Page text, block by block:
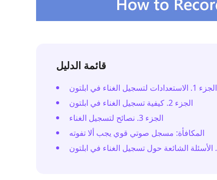
قائمة الدليل
الجزء 1. الاستعدادات لتسجيل الغناء في ابلتون
الجزء 2. كيفية تسجيل الغناء في ابلتون
الجزء 3. نصائح لتسجيل الغناء
المكافأة: مسجل صوتي قوي يجب ألا تفوته